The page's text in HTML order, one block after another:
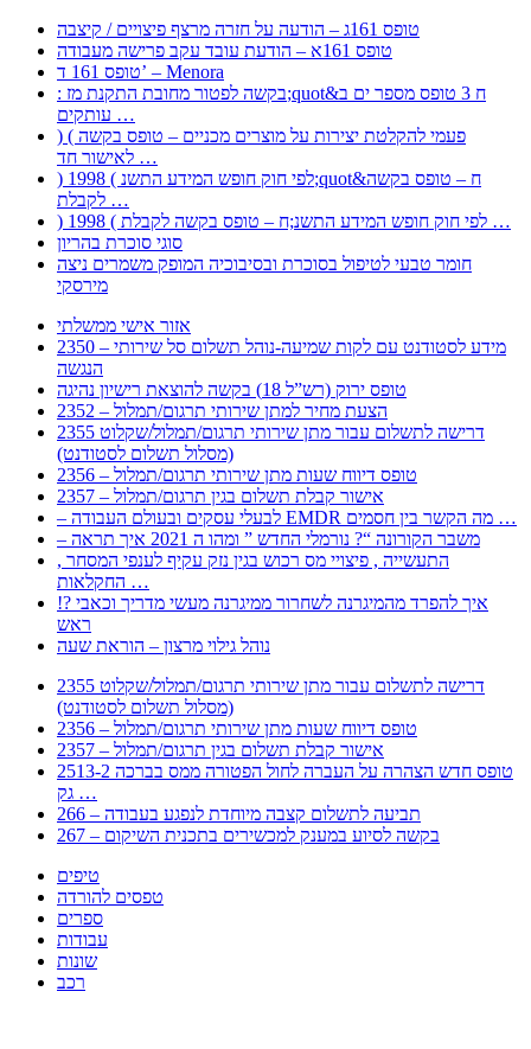
טופס 161ג – הודעה על חזרה מרצף פיצויים / קיצבה
טופס 161א – הודעת עובד עקב פרישה מעבודה
טופס 161 ד’ – Menora
: בקשה לפטור מחובת התקנת מז;quot&ח 3 טופס מספר ים ב
עותקים …
) ( פעמי להקלטת יצירות על מוצרים מכניים – טופס בקשה
לאישור חד …
) 1998 ( לפי חוק חופש המידע התשנ;quot&ח – טופס בקשה
לקבלת …
) 1998 ( לפי חוק חופש המידע התשנ;ח – טופס בקשה לקבלת …
סוגי סוכרת בהריון
חומר טבעי לטיפול בסוכרת ובסיבוכיה המופק משמרים ניצה
מירסקי
אזור אישי ממשלתי
2350 – מידע לסטודנט עם לקות שמיעה-נוהל תשלום סל שירותי
הנגשה
טופס ירוק (רש”ל 18) בקשה להוצאת רישיון נהיגה
2352 – הצעת מחיר למתן שירותי תרגום/תמלול
2355 דרישה לתשלום עבור מתן שירותי תרגום/תמלול/שקלוט
(מסלול תשלום לסטודנט)
2356 – טופס דיווח שעות מתן שירותי תרגום/תמלול
2357 – אישור קבלת תשלום בגין תרגום/תמלול
– לבעלי עסקים ובעולם העבודה EMDR מה הקשר בין חסמים …
– משבר הקורונה “? נורמלי החדש ” ומהו ה 2021 איך תראה
, התעשייה , פיצויי מס רכוש בגין נזק עקיף לענפי המסחר
החקלאות …
!? איך להפרד מהמיגרנה לשחרור ממיגרנה מעשי מדריך וכאבי
ראש
נוהל גילוי מרצון – הוראת שעה
2355 דרישה לתשלום עבור מתן שירותי תרגום/תמלול/שקלוט
(מסלול תשלום לסטודנט)
2356 – טופס דיווח שעות מתן שירותי תרגום/תמלול
2357 – אישור קבלת תשלום בגין תרגום/תמלול
2513-2 טופס חדש הצהרה על העברה לחול הפטורה ממס בברכה
גק …
266 – תביעה לתשלום קצבה מיוחדת לנפגע בעבודה
267 – בקשה לסיוע במענק למכשירים בתכנית השיקום
טיפים
טפסים להורדה
ספרים
עבודות
שונות
רכב